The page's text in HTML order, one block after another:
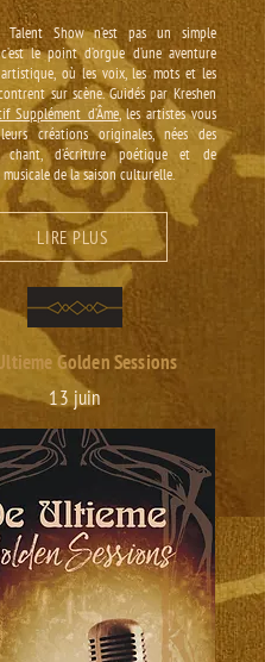
Talent Show n’est pas un simple
le point d’orgue d’une aventure
où les voix, les mots et les
sur scène. Guidés par Kreshen
Supplément d’Âme, les artistes vous
créations originales, nées des
chant, d’écriture poétique et de
de la saison culturelle.
LIRE PLUS
Golden Sessions
13 juin